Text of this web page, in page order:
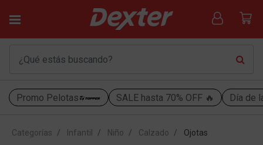
Promo Pelotas SALE hasta 70% OFF 🔥 Día de
Categorías Infantil Niño Calzado Ojotas